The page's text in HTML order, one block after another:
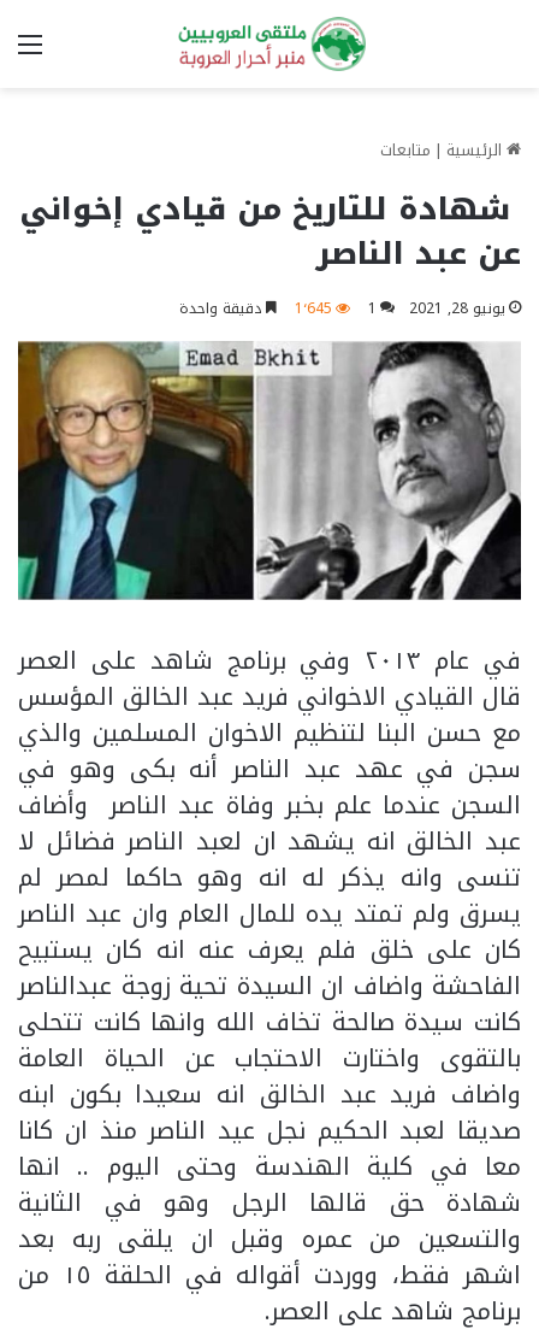
الرئيسية | متابعات
شهادة للتاريخ من قيادي إخواني
عن عبد الناصر
يونيو 28, 2021 1 1٬645 دقيقة واحدة
في عام ٢٠١٣ وفي برنامج شاهد على العصر
قال القيادي الاخواني فريد عبد الخالق المؤسس
مع حسن البنا لتنظيم الاخوان المسلمين والذي
سجن في عهد عبد الناصر أنه بكى وهو في
السجن عندما علم بخبر وفاة عبد الناصر وأضاف
عبد الخالق انه يشهد ان لعبد الناصر فضائل لا
تنسى وانه يذكر له انه وهو حاكما لمصر لم
يسرق ولم تمتد يده للمال العام وان عبد الناصر
كان على خلق فلم يعرف عنه انه كان يستبيح
الفاحشة واضاف ان السيدة تحية زوجة عبدالناصر
كانت سيدة صالحة تخاف الله وانها كانت تتحلى
بالتقوى واختارت الاحتجاب عن الحياة العامة
واضاف فريد عبد الخالق انه سعيدا بكون ابنه
صديقا لعبد الحكيم نجل عيد الناصر منذ ان كانا
معا في كلية الهندسة وحتى اليوم .. انها
شهادة حق قالها الرجل وهو في الثانية
والتسعين من عمره وقبل ان يلقى ربه بعد
اشهر فقط، ووردت أقواله في الحلقة ١٥ من
برنامج شاهد على العصر.